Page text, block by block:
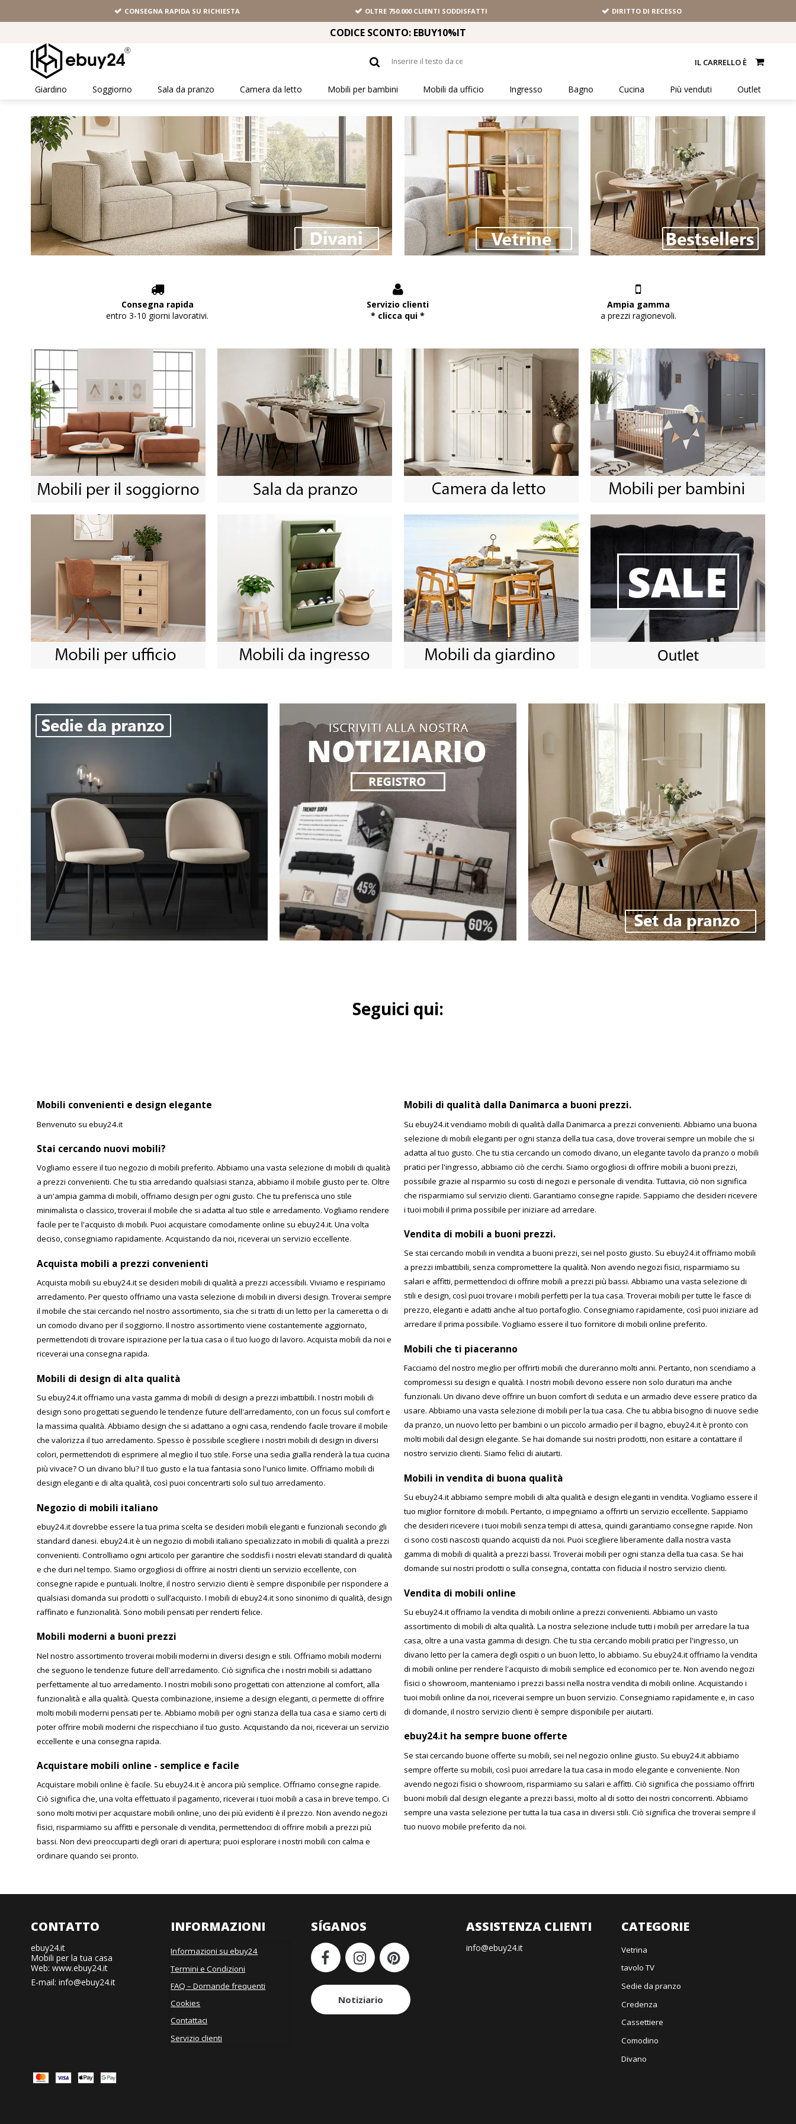
CONSEGNA RAPIDA SU RICHIESTA OLTRE 750.000 CLIENTI SODDISFATTI DIRITTO DI RECESSO
CODICE SCONTO: EBUY10%IT
IL CARRELLO È
Giardino Soggiorno Sala da pranzo Camera da letto Mobili per bambini Mobili da ufficio Ingresso Bagno Cucina Più venduti Outlet
Consegna rapida
entro 3-10 giorni lavorativi.
Servizio clienti
* clicca qui *
Ampia gamma
a prezzi ragionevoli.
Seguici qui:
Mobili convenienti e design elegante
Benvenuto su ebuy24.it
Stai cercando nuovi mobili?
Vogliamo essere il tuo negozio di mobili preferito. Abbiamo una vasta selezione di mobili di qualità
a prezzi convenienti. Che tu stia arredando qualsiasi stanza, abbiamo il mobile giusto per te. Oltre
a un'ampia gamma di mobili, offriamo design per ogni gusto. Che tu preferisca uno stile
minimalista o classico, troverai il mobile che si adatta al tuo stile e arredamento. Vogliamo rendere
facile per te l'acquisto di mobili. Puoi acquistare comodamente online su ebuy24.it. Una volta
deciso, consegniamo rapidamente. Acquistando da noi, riceverai un servizio eccellente.
Acquista mobili a prezzi convenienti
Acquista mobili su ebuy24.it se desideri mobili di qualità a prezzi accessibili. Viviamo e respiriamo
arredamento. Per questo offriamo una vasta selezione di mobili in diversi design. Troverai sempre
il mobile che stai cercando nel nostro assortimento, sia che si tratti di un letto per la cameretta o di
un comodo divano per il soggiorno. Il nostro assortimento viene costantemente aggiornato,
permettendoti di trovare ispirazione per la tua casa o il tuo luogo di lavoro. Acquista mobili da noi e
riceverai una consegna rapida.
Mobili di design di alta qualità
Su ebuy24.it offriamo una vasta gamma di mobili di design a prezzi imbattibili. I nostri mobili di
design sono progettati seguendo le tendenze future dell'arredamento, con un focus sul comfort e
la massima qualità. Abbiamo design che si adattano a ogni casa, rendendo facile trovare il mobile
che valorizza il tuo arredamento. Spesso è possibile scegliere i nostri mobili di design in diversi
colori, permettendoti di esprimere al meglio il tuo stile. Forse una sedia gialla renderà la tua cucina
più vivace? O un divano blu? Il tuo gusto e la tua fantasia sono l'unico limite. Offriamo mobili di
design eleganti e di alta qualità, così puoi concentrarti solo sul tuo arredamento.
Negozio di mobili italiano
ebuy24.it dovrebbe essere la tua prima scelta se desideri mobili eleganti e funzionali secondo gli
standard danesi. ebuy24.it è un negozio di mobili italiano specializzato in mobili di qualità a prezzi
convenienti. Controlliamo ogni articolo per garantire che soddisfi i nostri elevati standard di qualità
e che duri nel tempo. Siamo orgogliosi di offrire ai nostri clienti un servizio eccellente, con
consegne rapide e puntuali. Inoltre, il nostro servizio clienti è sempre disponibile per rispondere a
qualsiasi domanda sui prodotti o sull’acquisto. I mobili di ebuy24.it sono sinonimo di qualità, design
raffinato e funzionalità. Sono mobili pensati per renderti felice.
Mobili moderni a buoni prezzi
Nel nostro assortimento troverai mobili moderni in diversi design e stili. Offriamo mobili moderni
che seguono le tendenze future dell'arredamento. Ciò significa che i nostri mobili si adattano
perfettamente al tuo arredamento. I nostri mobili sono progettati con attenzione al comfort, alla
funzionalità e alla qualità. Questa combinazione, insieme a design eleganti, ci permette di offrire
molti mobili moderni pensati per te. Abbiamo mobili per ogni stanza della tua casa e siamo certi di
poter offrire mobili moderni che rispecchiano il tuo gusto. Acquistando da noi, riceverai un servizio
eccellente e una consegna rapida.
Acquistare mobili online - semplice e facile
Acquistare mobili online è facile. Su ebuy24.it è ancora più semplice. Offriamo consegne rapide.
Ciò significa che, una volta effettuato il pagamento, riceverai i tuoi mobili a casa in breve tempo. Ci
sono molti motivi per acquistare mobili online, uno dei più evidenti è il prezzo. Non avendo negozi
fisici, risparmiamo su affitti e personale di vendita, permettendoci di offrire mobili a prezzi più
bassi. Non devi preoccuparti degli orari di apertura; puoi esplorare i nostri mobili con calma e
ordinare quando sei pronto.
Mobili di qualità dalla Danimarca a buoni prezzi.
Su ebuy24.it vendiamo mobili di qualità dalla Danimarca a prezzi convenienti. Abbiamo una buona
selezione di mobili eleganti per ogni stanza della tua casa, dove troverai sempre un mobile che si
adatta al tuo gusto. Che tu stia cercando un comodo divano, un elegante tavolo da pranzo o mobili
pratici per l'ingresso, abbiamo ciò che cerchi. Siamo orgogliosi di offrire mobili a buoni prezzi,
possibile grazie al risparmio su costi di negozi e personale di vendita. Tuttavia, ciò non significa
che risparmiamo sul servizio clienti. Garantiamo consegne rapide. Sappiamo che desideri ricevere
i tuoi mobili il prima possibile per iniziare ad arredare.
Vendita di mobili a buoni prezzi.
Se stai cercando mobili in vendita a buoni prezzi, sei nel posto giusto. Su ebuy24.it offriamo mobili
a prezzi imbattibili, senza compromettere la qualità. Non avendo negozi fisici, risparmiamo su
salari e affitti, permettendoci di offrire mobili a prezzi più bassi. Abbiamo una vasta selezione di
stili e design, così puoi trovare i mobili perfetti per la tua casa. Troverai mobili per tutte le fasce di
prezzo, eleganti e adatti anche al tuo portafoglio. Consegniamo rapidamente, così puoi iniziare ad
arredare il prima possibile. Vogliamo essere il tuo fornitore di mobili online preferito.
Mobili che ti piaceranno
Facciamo del nostro meglio per offrirti mobili che dureranno molti anni. Pertanto, non scendiamo a
compromessi su design e qualità. I nostri mobili devono essere non solo duraturi ma anche
funzionali. Un divano deve offrire un buon comfort di seduta e un armadio deve essere pratico da
usare. Abbiamo una vasta selezione di mobili per la tua casa. Che tu abbia bisogno di nuove sedie
da pranzo, un nuovo letto per bambini o un piccolo armadio per il bagno, ebuy24.it è pronto con
molti mobili dal design elegante. Se hai domande sui nostri prodotti, non esitare a contattare il
nostro servizio clienti. Siamo felici di aiutarti.
Mobili in vendita di buona qualità
Su ebuy24.it abbiamo sempre mobili di alta qualità e design eleganti in vendita. Vogliamo essere il
tuo miglior fornitore di mobili. Pertanto, ci impegniamo a offrirti un servizio eccellente. Sappiamo
che desideri ricevere i tuoi mobili senza tempi di attesa, quindi garantiamo consegne rapide. Non
ci sono costi nascosti quando acquisti da noi. Puoi scegliere liberamente dalla nostra vasta
gamma di mobili di qualità a prezzi bassi. Troverai mobili per ogni stanza della tua casa. Se hai
domande sui nostri prodotti o sulla consegna, contatta con fiducia il nostro servizio clienti.
Vendita di mobili online
Su ebuy24.it offriamo la vendita di mobili online a prezzi convenienti. Abbiamo un vasto
assortimento di mobili di alta qualità. La nostra selezione include tutti i mobili per arredare la tua
casa, oltre a una vasta gamma di design. Che tu stia cercando mobili pratici per l'ingresso, un
divano letto per la camera degli ospiti o un buon letto, lo abbiamo. Su ebuy24.it offriamo la vendita
di mobili online per rendere l'acquisto di mobili semplice ed economico per te. Non avendo negozi
fisici o showroom, manteniamo i prezzi bassi nella nostra vendita di mobili online. Acquistando i
tuoi mobili online da noi, riceverai sempre un buon servizio. Consegniamo rapidamente e, in caso
di domande, il nostro servizio clienti è sempre disponibile per aiutarti.
ebuy24.it ha sempre buone offerte
Se stai cercando buone offerte su mobili, sei nel negozio online giusto. Su ebuy24.it abbiamo
sempre offerte su mobili, così puoi arredare la tua casa in modo elegante e conveniente. Non
avendo negozi fisici o showroom, risparmiamo su salari e affitti. Ciò significa che possiamo offrirti
buoni mobili dal design elegante a prezzi bassi, molto al di sotto dei nostri concorrenti. Abbiamo
sempre una vasta selezione per tutta la tua casa in diversi stili. Ciò significa che troverai sempre il
tuo nuovo mobile preferito da noi.
CONTATTO
ebuy24.it
Mobili per la tua casa
Web: www.ebuy24.it
E-mail: info@ebuy24.it
INFORMAZIONI
Informazioni su ebuy24
Termini e Condizioni
FAQ – Domande frequenti
Cookies
Contattaci
Servizio clienti
SÍGANOS
Notiziario
ASSISTENZA CLIENTI
info@ebuy24.it
CATEGORIE
Vetrina
tavolo TV
Sedie da pranzo
Credenza
Cassettiere
Comodino
Divano